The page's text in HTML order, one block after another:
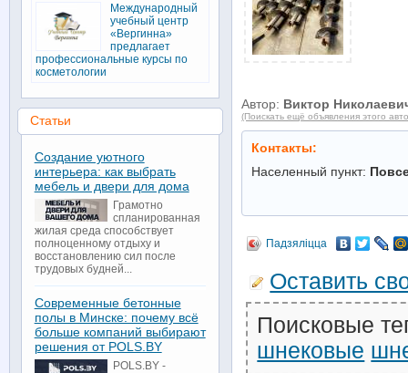
Автор: Виктор
(Поискать ещё объявления этого
Контакты:
Населенный пункт:
Падзяліцца
Оставить
Поисковые
шнековые
Международный
учебный центр
«Вергинна»
предлагает
профессиональные курсы по
косметологии
Статьи
Создание уютного
интерьера: как выбрать
мебель и двери для дома
Грамотно
спланированная
жилая среда способствует
полноценному отдыху и
восстановлению сил после
трудовых будней...
Современные бетонные
полы в Минске: почему всё
больше компаний выбирают
решения от POLS.BY
POLS.BY -